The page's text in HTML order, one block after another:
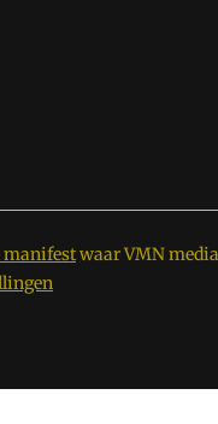
manifestwaar VMN